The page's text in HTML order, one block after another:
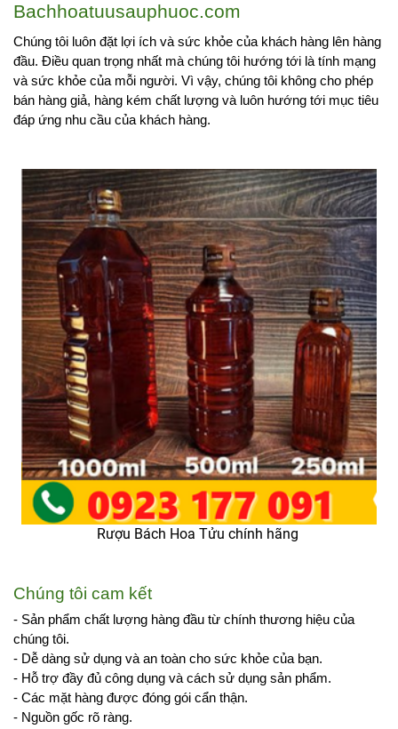
Bachhoatuusauphuoc.com
Chúng tôi luôn đặt lợi ích và sức khỏe của khách hàng lên hàng
đầu. Điều quan trọng nhất mà chúng tôi hướng tới là tính mạng
và sức khỏe của mỗi người. Vì vậy, chúng tôi không cho phép
bán hàng giả, hàng kém chất lượng và luôn hướng tới mục tiêu
đáp ứng nhu cầu của khách hàng.
Rượu Bách Hoa Tửu chính hãng
Chúng tôi cam kết
- Sản phẩm chất lượng hàng đầu từ chính thương hiệu của
chúng tôi.
- Dễ dàng sử dụng và an toàn cho sức khỏe của bạn.
- Hỗ trợ đầy đủ công dụng và cách sử dụng sản phẩm.
- Các mặt hàng được đóng gói cẩn thận.
- Nguồn gốc rõ ràng.